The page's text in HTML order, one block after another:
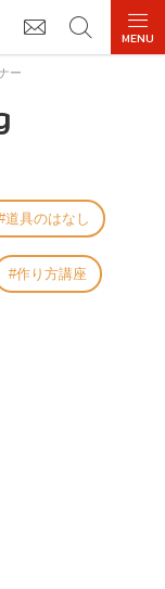
ー
道具のはなし
作り方講座